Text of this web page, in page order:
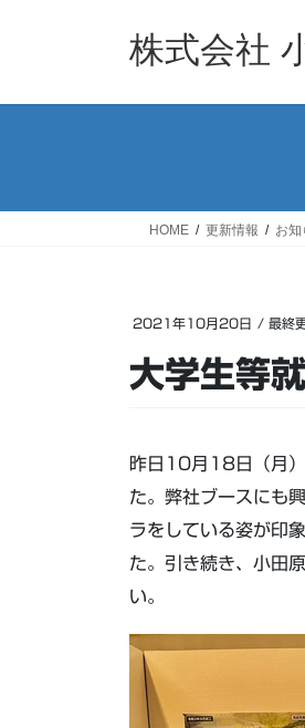
株式会社
HOME 更新情報 お知
2021年10月20日 / 最終
大学生等
昨日10月18日（月）
た。弊社ブースにも
ラをしている姿が印
た。引き続き、小田
い。